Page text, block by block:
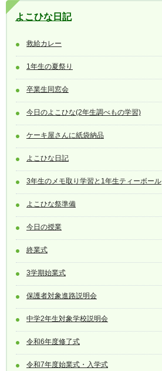
よこひな日記
救給カレー
1年生の夏祭り
卒業生同窓会
今日のよこひな(2年生調べもの学習)
ケーキ屋さんに紙袋納品
よこひな日記
3年生のメモ取り学習と1年生ティーボール
よこひな祭準備
今日の授業
終業式
3学期始業式
保護者対象進路説明会
中学2年生対象学校説明会
令和6年度修了式
令和7年度始業式・入学式